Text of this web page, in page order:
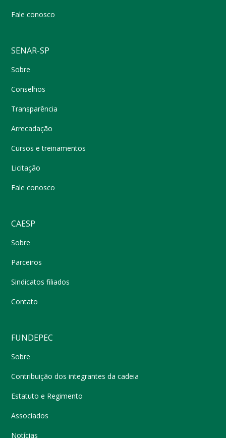
Fale conosco
SENAR-SP
Sobre
Conselhos
Transparência
Arrecadação
Cursos e treinamentos
Licitação
Fale conosco
CAESP
Sobre
Parceiros
Sindicatos filiados
Contato
FUNDEPEC
Sobre
Contribuição dos integrantes da cadeia
Estatuto e Regimento
Associados
Notícias